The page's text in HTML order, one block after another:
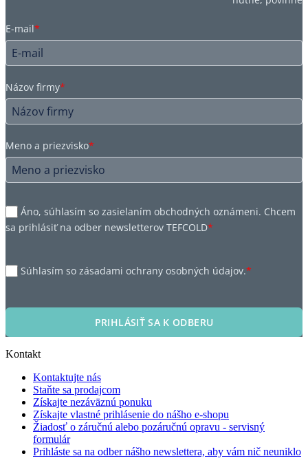
E-mail*
Názov firmy*
Meno a priezvisko*
Áno, súhlasím so zasielaním obchodných oznámeni. Chcem
sa prihlásiť na odber newsletterov TEFCOLD*
Súhlasím so zásadami ochrany osobných údajov.*
PRIHLÁSIŤ SA K ODBERU
Kontakt
Kontaktujte nás
Staňte sa prodajcom
Získajte nezáväznú ponuku
Získajte vlastné prihlásenie do nášho e-shopu
Žiadosť o záručnú alebo pozáručnú opravu - servisný
formulár
Prihláste sa na odber nášho newslettera, aby vám nič neuniklo